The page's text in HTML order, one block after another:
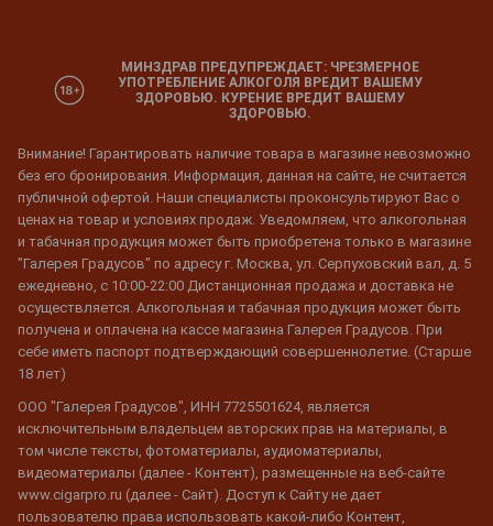
МИНЗДРАВ ПРЕДУПРЕЖДАЕТ: ЧРЕЗМЕРНОЕ
УПОТРЕБЛЕНИЕ АЛКОГОЛЯ ВРЕДИТ ВАШЕМУ
ЗДОРОВЬЮ. КУРЕНИЕ ВРЕДИТ ВАШЕМУ
ЗДОРОВЬЮ.
Внимание! Гарантировать наличие товара в магазине невозможно
без его бронирования. Информация, данная на сайте, не считается
публичной офертой. Наши специалисты проконсультируют Вас о
ценах на товар и условиях продаж. Уведомляем, что алкогольная
и табачная продукция может быть приобретена только в магазине
"Галерея Градусов" по адресу г. Москва, ул. Серпуховский вал, д. 5
ежедневно, с 10:00-22:00 Дистанционная продажа и доставка не
осуществляется. Алкогольная и табачная продукция может быть
получена и оплачена на кассе магазина Галерея Градусов. При
себе иметь паспорт подтверждающий совершеннолетие. (Старше
18 лет)
ООО "Галерея Градусов", ИНН 7725501624, является
исключительным владельцем авторских прав на материалы, в
том числе тексты, фотоматериалы, аудиоматериалы,
видеоматериалы (далее - Контент), размещенные на веб-сайте
www.cigarpro.ru (далее - Сайт). Доступ к Сайту не дает
пользователю права использовать какой-либо Контент,